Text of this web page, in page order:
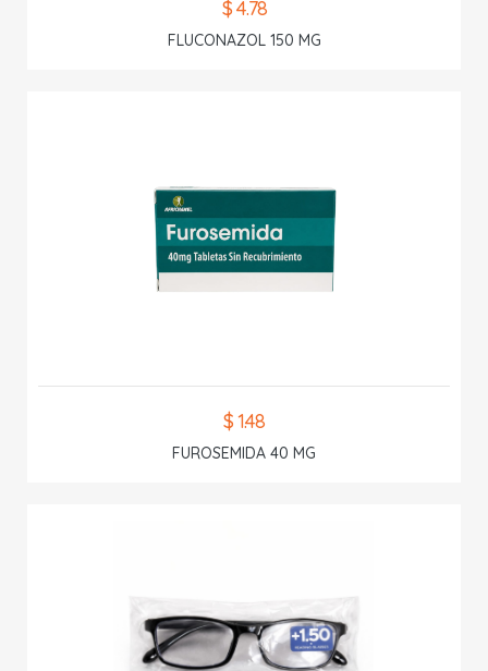
$ 4.78
FLUCONAZOL 150 MG
$ 1.48
FUROSEMIDA 40 MG